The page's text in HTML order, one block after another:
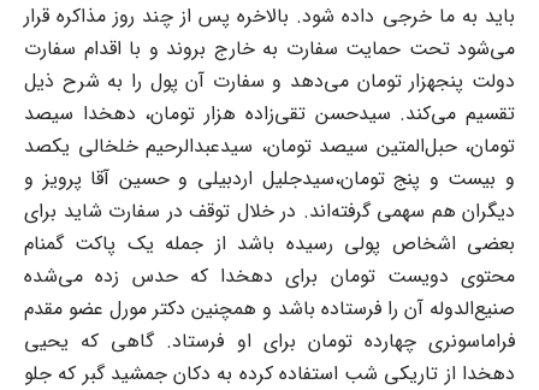
باید به ما ‌خرجی داده شود. بالاخره پس از چند روز مذاکره قرار
می‌شود تحت حمایت سفارت به خارج بروند و با ‌اقدام سفارت
دولت پنجهزار تومان می‌دهد و سفارت آن پول را به شرح ذیل
تقسیم می‌کند. سیدحسن ‌تقی‌زاده هزار تومان، دهخدا سیصد
تومان، حبل‌المتین سیصد تومان،‌ سیدعبدالرحیم خلخالی یکصد
و ‌بیست و پنج تومان،‌سیدجلیل اردبیلی و حسین آقا پرویز و
دیگران هم سهمی گرفته‌اند.‌ در خلال توقف در سفارت شاید برای
بعضی اشخاص پولی رسیده باشد از جمله یک پاکت گمنام
محتوی ‌دویست تومان برای دهخدا که حدس زده می‌شده
صنیع‌الدوله آن را فرستاده باشد و همچنین دکتر مورل ‌عضو مقدم
فراماسونری چهارده تومان برای او فرستاد. گاهی که یحیی
دهخدا از تاریکی شب استفاده کرده ‌به دکان جمشید گبر که جلو